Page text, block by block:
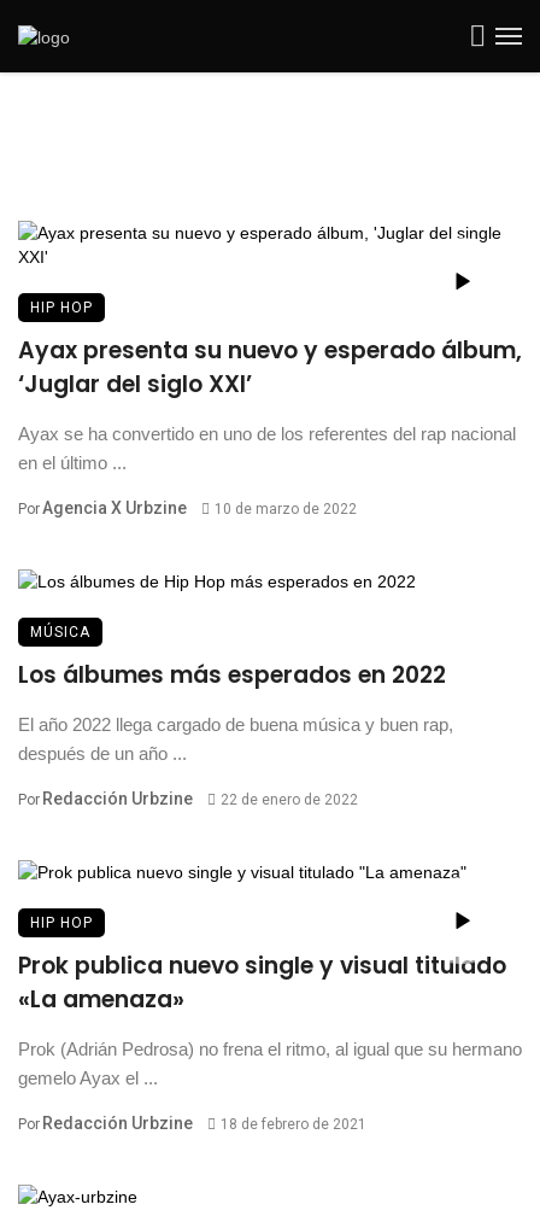
HIP HOP
Ayax presenta su nuevo y esperado álbum,
‘Juglar del siglo XXI’
Ayax se ha convertido en uno de los referentes del rap nacional
en el último ...
PorAgencia X Urbzine 10 de marzo de 2022
MÚSICA
Los álbumes más esperados en 2022
El año 2022 llega cargado de buena música y buen rap,
después de un año ...
Por Redacción Urbzine 22 de enero de 2022
HIP HOP
Prok publica nuevo single y visual titulado
«La amenaza»
Prok (Adrián Pedrosa) no frena el ritmo, al igual que su hermano
gemelo Ayax el ...
Por Redacción Urbzine 18 de febrero de 2021